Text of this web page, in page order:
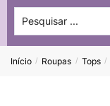
Início / Roupas / Tops /